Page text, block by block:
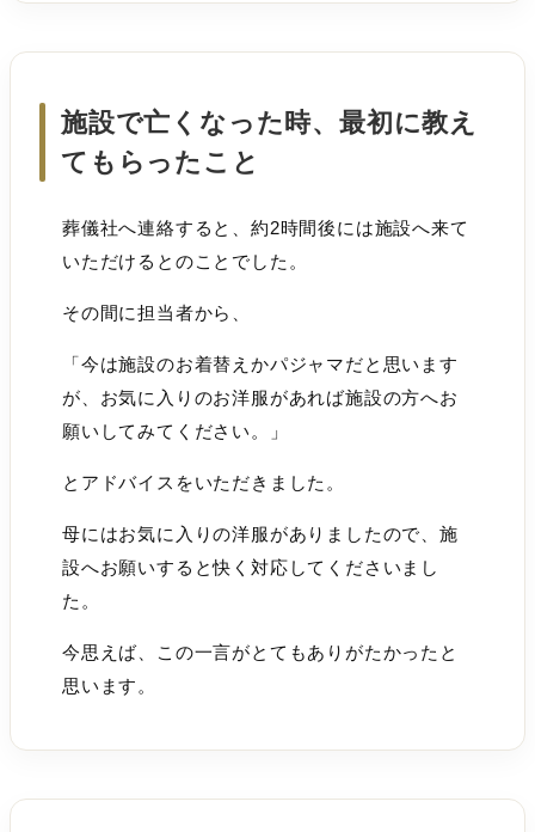
施設で亡くなった時、最初に教え
てもらったこと
葬儀社へ連絡すると、約2時間後には施設へ来て
いただけるとのことでした。
その間に担当者から、
「今は施設のお着替えかパジャマだと思います
が、お気に入りのお洋服があれば施設の方へお
願いしてみてください。」
とアドバイスをいただきました。
母にはお気に入りの洋服がありましたので、施
設へお願いすると快く対応してくださいまし
た。
今思えば、この一言がとてもありがたかったと
思います。